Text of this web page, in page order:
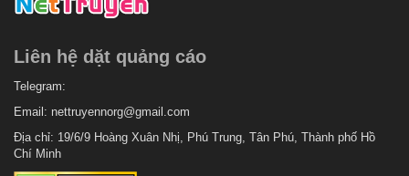
Liên hệ dặt quảng cáo
Telegram:
Email: nettruyennorg@gmail.com
Địa chỉ: 19/6/9 Hoàng Xuân Nhị, Phú Trung, Tân Phú, Thành phố Hồ
Chí Minh